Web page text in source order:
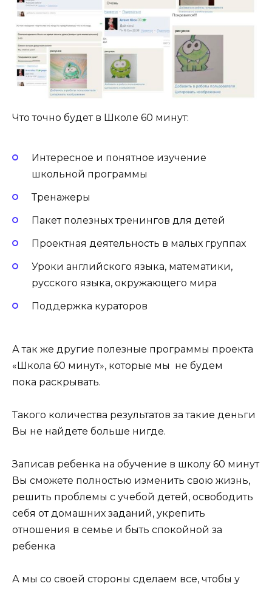
Что точно будет в Школе 60 минут:
Интересное и понятное изучение
школьной программы
Тренажеры
Пакет полезных тренингов для детей
Проектная деятельность в малых группах
Уроки английского языка, математики,
русского языка, окружающего мира
Поддержка кураторов
А так же другие полезные программы проекта
«Школа 60 минут», которые мы не будем
пока раскрывать.
Такого количества результатов за такие деньги
Вы не найдете больше нигде.
Записав ребенка на обучение в школу 60 минут
Вы сможете полностью изменить свою жизнь,
решить проблемы с учебой детей, освободить
себя от домашних заданий, укрепить
отношения в семье и быть спокойной за
ребенка
А мы со своей стороны сделаем все, чтобы у